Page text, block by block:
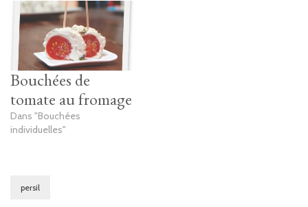
Bouchées de
tomate au fromage
Dans "Bouchées
individuelles"
persil